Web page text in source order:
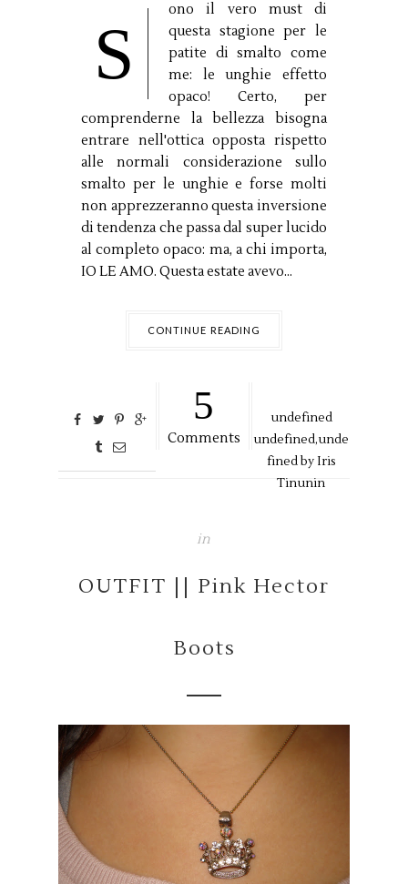
S
ono il vero must di
questa stagione per le
patite di smalto come
me: le unghie effetto
opaco! Certo, per
comprenderne la bellezza bisogna
entrare nell'ottica opposta rispetto
alle normali considerazione sullo
smalto per le unghie e forse molti
non apprezzeranno questa inversione
di tendenza che passa dal super lucido
al completo opaco: ma, a chi importa,
IO LE AMO. Questa estate avevo...
CONTINUE READING
5
Comments
undefined
undefined,unde
fined byIris
Tinunin
in
OUTFIT || Pink Hector
Boots